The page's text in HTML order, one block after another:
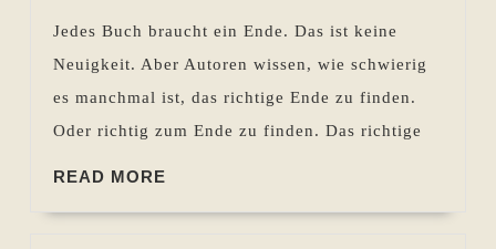
Jedes Buch braucht ein Ende. Das ist keine
Neuigkeit. Aber Autoren wissen, wie schwierig
es manchmal ist, das richtige Ende zu finden.
Oder richtig zum Ende zu finden. Das richtige
READ MORE